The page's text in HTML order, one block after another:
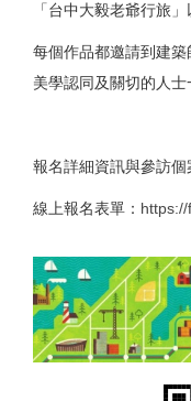
「台中大毅老爺行旅
每個作品都邀請到建
美學認同及關切的人士
報名詳細資訊與參訪
線上報名表單：